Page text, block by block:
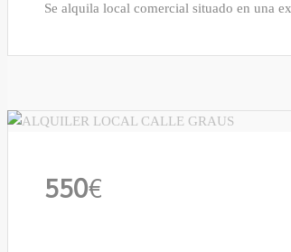
Se alquila local comercial situado en una
550€